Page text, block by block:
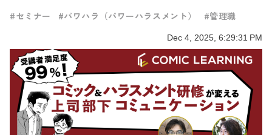
#セミナー #パワハラ（パワーハラスメント） #管理職
Dec 4, 2025, 6:29:31 PM